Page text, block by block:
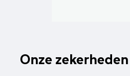
Onze zekerheden